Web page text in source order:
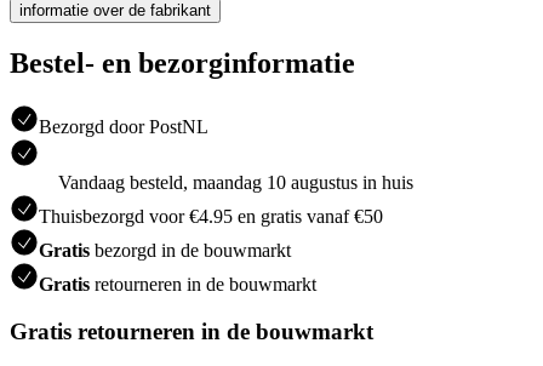
informatie over de fabrikant
Bestel- en bezorginformatie
Bezorgd door PostNL
Vandaag besteld, maandag 10 augustus in huis
Thuisbezorgd voor €4.95 en gratis vanaf €50
Gratis bezorgd in de bouwmarkt
Gratis retourneren in de bouwmarkt
Gratis retourneren in de bouwmarkt